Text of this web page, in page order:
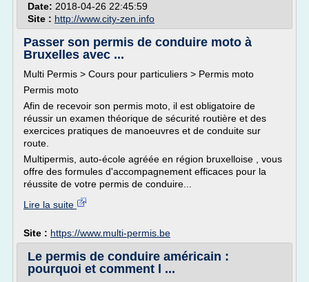
Date: 2018-04-26 22:45:59
Site : http://www.city-zen.info
Passer son permis de conduire moto à
Bruxelles avec ...
Multi Permis > Cours pour particuliers > Permis moto
Permis moto
Afin de recevoir son permis moto, il est obligatoire de
réussir un examen théorique de sécurité routière et des
exercices pratiques de manoeuvres et de conduite sur
route.
Multipermis, auto-école agréée en région bruxelloise , vous
offre des formules d'accompagnement efficaces pour la
réussite de votre permis de conduire...
Lire la suite
Site : https://www.multi-permis.be
Le permis de conduire américain :
pourquoi et comment l ...